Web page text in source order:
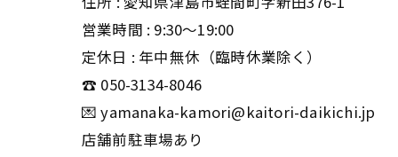
営業時間 : 9:30〜19:00
定休日 : 年中無休（臨時休業除く）
☎️ 050-3134-8046
💌 yamanaka-kamori@kaitori-daikichi.jp
店舗前駐車場あり